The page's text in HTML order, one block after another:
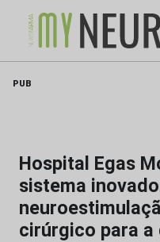
PUB
Hospital Egas
sistema
cirúrgico para